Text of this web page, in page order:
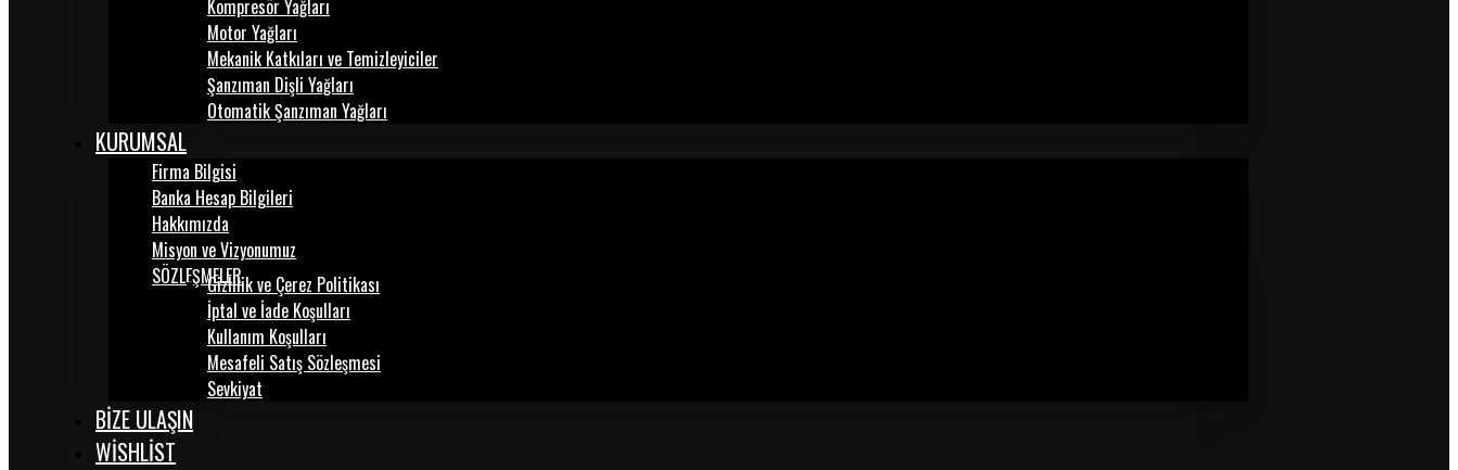
Kompresör Yağları
Motor Yağları
Mekanik Katkıları ve Temizleyiciler
Şanzıman Dişli Yağları
Otomatik Şanzıman Yağları
KURUMSAL
Firma Bilgisi
Banka Hesap Bilgileri
Hakkımızda
Misyon ve Vizyonumuz
SÖZLEŞMELERGizlilik ve Çerez Politikası
İptal ve İade Koşulları
Kullanım Koşulları
Mesafeli Satış Sözleşmesi
Sevkiyat
BİZE ULAŞIN
WISHLIST